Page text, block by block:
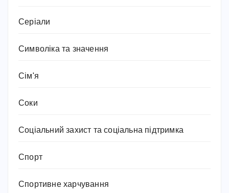
Серіали
Символіка та значення
Сім'я
Соки
Соціальний захист та соціальна підтримка
Спорт
Спортивне харчування